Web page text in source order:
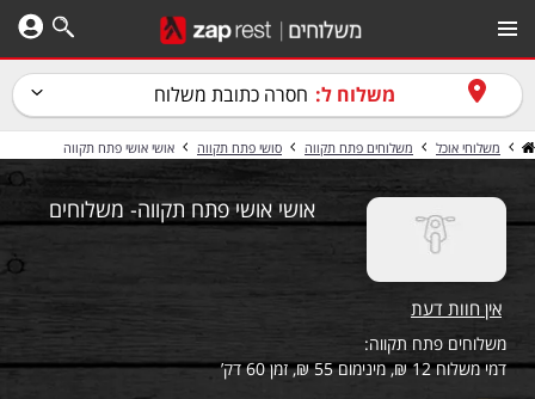
משלוח ל: חסרה כתובת משלוח
משלוחי אוכל משלוחים פתח תקווה סושי פתח תקווה אושי אושי פתח תקווה
אושי אושי פתח תקווה- משלוחים
אין חוות דעת
משלוחים פתח תקווה:
דמי משלוח 12 ₪, מינימום 55 ₪, זמן 60 דק’